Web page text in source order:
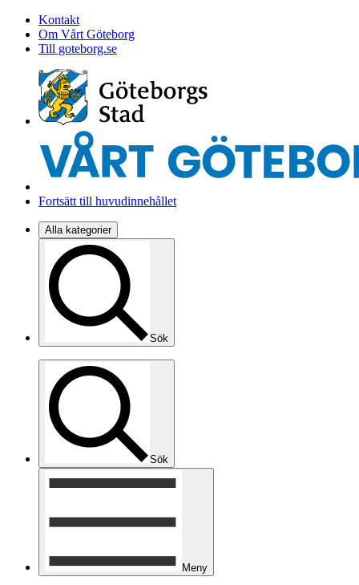
Kontakt
Om Vårt Göteborg
Till goteborg.se
Fortsätt till huvudinnehållet
Alla kategorier
Sök
Sök
Meny